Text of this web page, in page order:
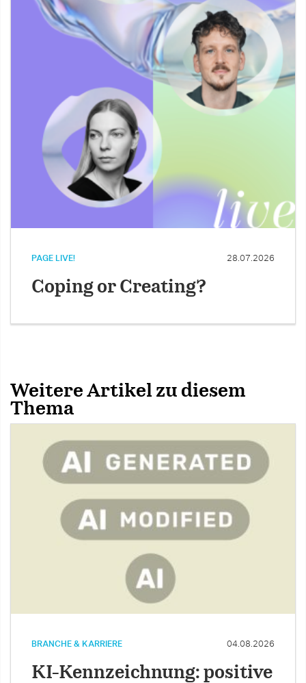
PAGE LIVE! 28.07.2026
Coping or Creating?
Weitere Artikel zu diesem
Thema
BRANCHE & KARRIERE 04.08.2026
KI-Kennzeichnung: positive